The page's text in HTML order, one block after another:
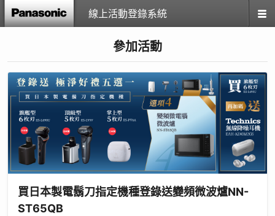
線上活動登錄系統
參加活動
買日本製電鬍刀指定機種登錄送變頻微波爐NN-
ST65QB